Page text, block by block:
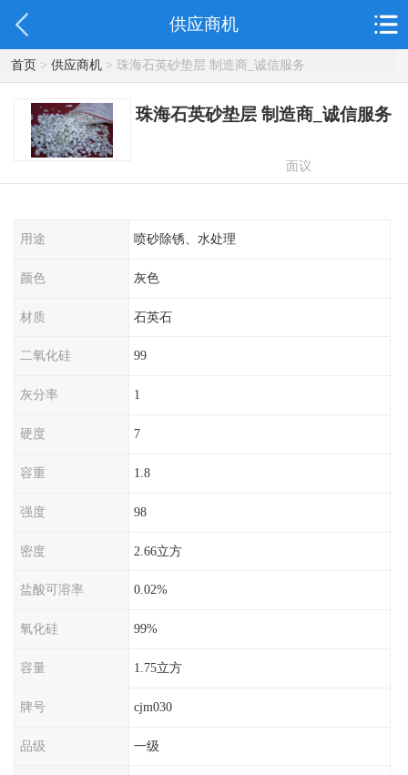
供应商机
首页> 供应商机> 珠海石英砂垫层 制造商_诚信服务
珠海石英砂垫层 制造商_诚信服务
面议
用途 喷砂除锈、水处理
颜色 灰色
材质 石英石
二氧化硅 99
灰分率 1
硬度 7
容重 1.8
强度 98
密度 2.66立方
盐酸可溶率 0.02%
氧化硅 99%
容量 1.75立方
牌号 cjm030
品级 一级